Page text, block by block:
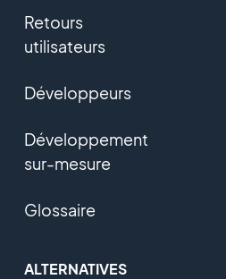
Retours
utilisateurs
Développeurs
Développement
sur-mesure
Glossaire
ALTERNATIVES